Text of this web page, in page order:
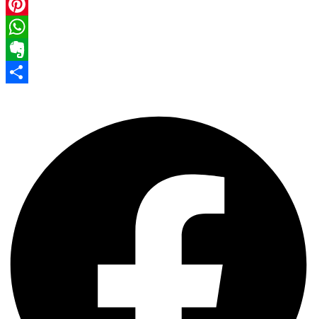
Facebook
Pinterest
WhatsApp
Evernote